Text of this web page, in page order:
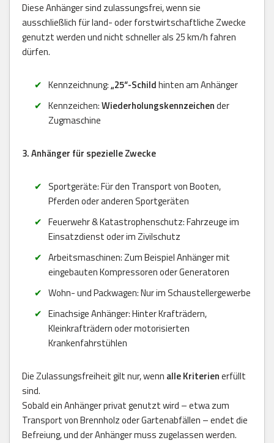
Diese Anhänger sind zulassungsfrei, wenn sie
ausschließlich für land- oder forstwirtschaftliche Zwecke
genutzt werden und nicht schneller als 25 km/h fahren
dürfen.
Kennzeichnung:„25“-Schildhinten am Anhänger
Kennzeichen:Wiederholungskennzeichender
Zugmaschine
3. Anhänger für spezielle Zwecke
Sportgeräte: Für den Transport von Booten,
Pferden oder anderen Sportgeräten
Feuerwehr & Katastrophenschutz: Fahrzeuge im
Einsatzdienst oder im Zivilschutz
Arbeitsmaschinen: Zum Beispiel Anhänger mit
eingebauten Kompressoren oder Generatoren
Wohn- und Packwagen: Nur im Schaustellergewerbe
Einachsige Anhänger: Hinter Krafträdern,
Kleinkrafträdern oder motorisierten
Krankenfahrstühlen
Die Zulassungsfreiheit gilt nur, wenn alle Kriterienerfüllt
sind.
Sobald ein Anhänger privat genutzt wird – etwa zum
Transport von Brennholz oder Gartenabfällen – endet die
Befreiung, und der Anhänger muss zugelassen werden.